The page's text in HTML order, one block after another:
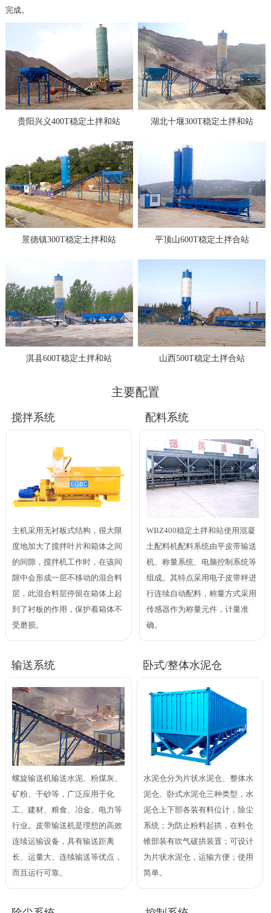
完成。
贵阳兴义400T稳定土拌和站 湖北十堰300T稳定土拌和站
景德镇300T稳定土拌和站 平顶山600T稳定土拌合站
淇县600T稳定土拌和站 山西500T稳定土拌合站
主要配置
搅拌系统
主机采用无衬板式结构，很大限
度地加大了搅拌叶片和箱体之间
的间隙，搅拌机工作时，在该间
隙中会形成一层不移动的混合料
层，此混合料层停留在箱体上起
到了衬板的作用，保护着箱体不
受磨损。
配料系统
WBZ400稳定土拌和站使用混凝
土配料机配料系统由平皮带输送
机、称量系统、电脑控制系统等
组成。其特点采用电子皮带秤进
行连续自动配料，称量方式采用
传感器作为称量元件，计量准
确。
输送系统
螺旋输送机输送水泥、粉煤灰、
矿粉、干砂等，广泛应用于化
工、建材、粮食、冶金、电力等
行业。皮带输送机是理想的高效
连续运输设备，具有输送距离
长、运量大、连续输送等优点，
而且运行可靠。
卧式/整体水泥仓
水泥仓分为片状水泥仓、整体水
泥仓、卧式水泥仓三种类型，水
泥仓上下部各装有料位计，除尘
系统；为防止粉料起拱，在料仓
锥部装有吹气破拱装置；可设计
为片状水泥仓，运输方便；使用
简单。